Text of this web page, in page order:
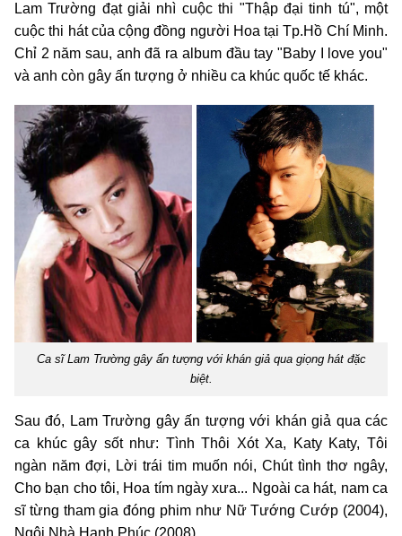
Lam Trường đạt giải nhì cuộc thi "Thập đại tinh tú", một
cuộc thi hát của cộng đồng người Hoa tại Tp.Hồ Chí Minh.
Chỉ 2 năm sau, anh đã ra album đầu tay "Baby I love you"
và anh còn gây ấn tượng ở nhiều ca khúc quốc tế khác.
Ca sĩ Lam Trường gây ấn tượng với khán giả qua giọng hát đặc
biệt.
Sau đó, Lam Trường gây ấn tượng với khán giả qua các
ca khúc gây sốt như: Tình Thôi Xót Xa, Katy Katy, Tôi
ngàn năm đợi, Lời trái tim muốn nói, Chút tình thơ ngây,
Cho bạn cho tôi, Hoa tím ngày xưa... Ngoài ca hát, nam ca
sĩ từng tham gia đóng phim như Nữ Tướng Cướp (2004),